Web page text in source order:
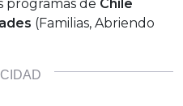
programas de Chile
(Familias, Abriendo